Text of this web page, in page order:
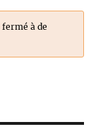
fermé à de